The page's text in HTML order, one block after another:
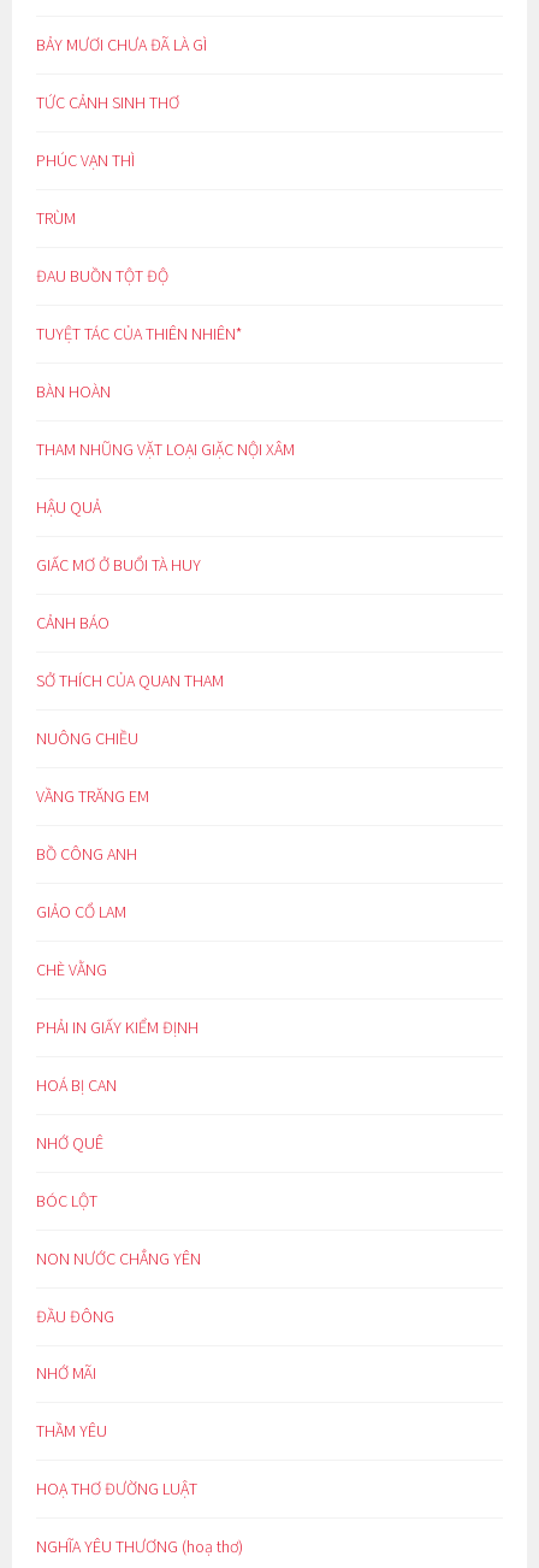
BẢY MƯƠI CHƯA ĐÃ LÀ GÌ
TỨC CẢNH SINH THƠ
PHÚC VẠN THÌ
TRÙM
ĐAU BUỒN TỘT ĐỘ
TUYỆT TÁC CỦA THIÊN NHIÊN*
BÀN HOÀN
THAM NHŨNG VẶT LOẠI GIẶC NỘI XÂM
HẬU QUẢ
GIẤC MƠ Ở BUỔI TÀ HUY
CẢNH BÁO
SỞ THÍCH CỦA QUAN THAM
NUÔNG CHIỀU
VẦNG TRĂNG EM
BỒ CÔNG ANH
GIẢO CỔ LAM
CHÈ VẰNG
PHẢI IN GIẤY KIỂM ĐỊNH
HOÁ BỊ CAN
NHỚ QUÊ
BÓC LỘT
NON NƯỚC CHẲNG YÊN
ĐẦU ĐÔNG
NHỚ MÃI
THẦM YÊU
HOẠ THƠ ĐƯỜNG LUẬT
NGHĨA YÊU THƯƠNG (hoạ thơ)